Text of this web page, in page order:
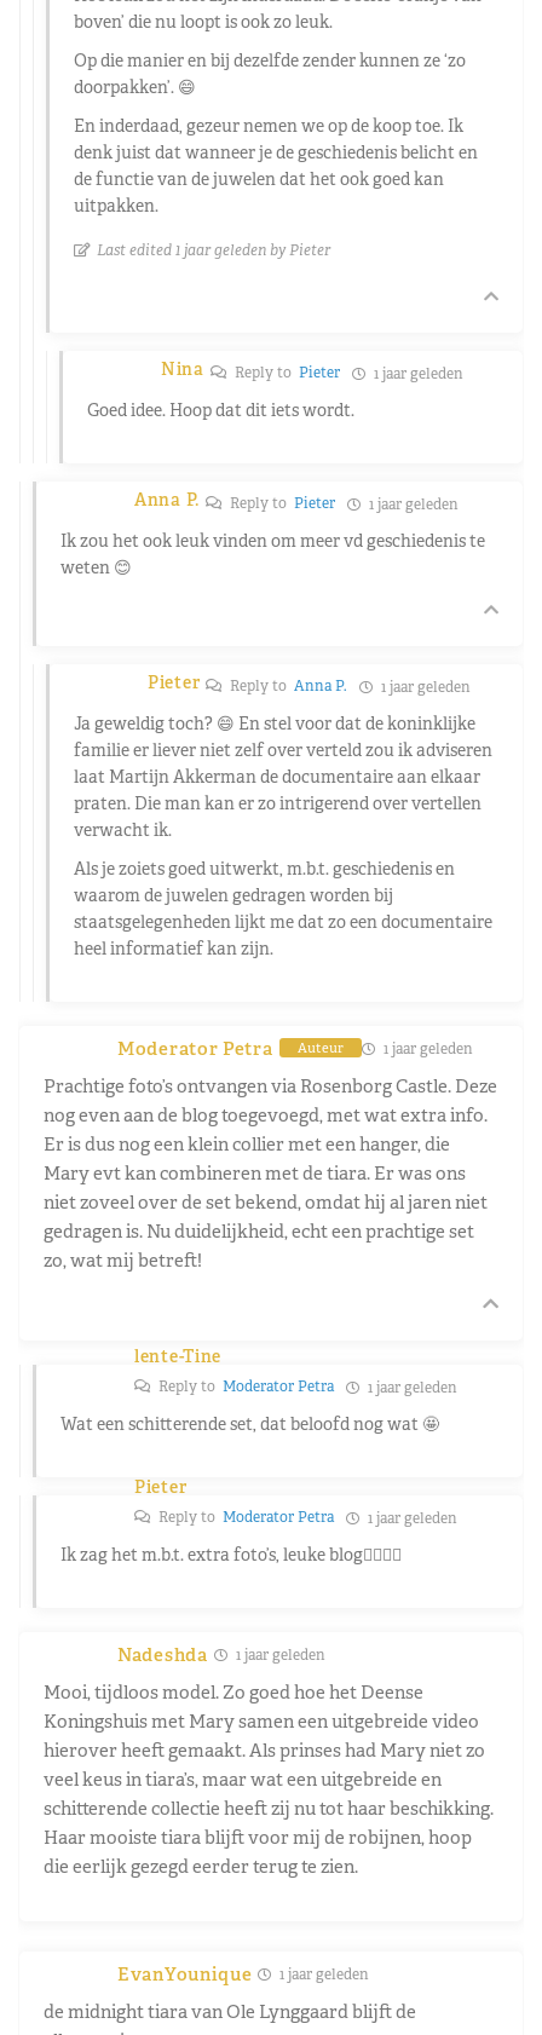
boven’ die nu loopt is ook zo leuk.
Op die manier en bij dezelfde zender kunnen ze ‘zo
doorpakken’. 😄
En inderdaad, gezeur nemen we op de koop toe. Ik
denk juist dat wanneer je de geschiedenis belicht en
de functie van de juwelen dat het ook goed kan
uitpakken.
Last edited 1 jaar geleden by Pieter
Nina Reply to Pieter 1 jaar geleden
Goed idee. Hoop dat dit iets wordt.
Anna P. Reply to Pieter 1 jaar geleden
Ik zou het ook leuk vinden om meer vd geschiedenis te
weten 😊
Pieter Reply toAnna P. 1 jaar geleden
Ja geweldig toch? 😄 En stel voor dat de koninklijke
familie er liever niet zelf over verteld zou ik adviseren
laat Martijn Akkerman de documentaire aan elkaar
praten. Die man kan er zo intrigerend over vertellen
verwacht ik.
Als je zoiets goed uitwerkt, m.b.t. geschiedenis en
waarom de juwelen gedragen worden bij
staatsgelegenheden lijkt me dat zo een documentaire
heel informatief kan zijn.
Moderator Petra Auteur 1 jaar geleden
Prachtige foto’s ontvangen via Rosenborg Castle. Deze
nog even aan de blog toegevoegd, met wat extra info.
Er is dus nog een klein collier met een hanger, die
Mary evt kan combineren met de tiara. Er was ons
niet zoveel over de set bekend, omdat hij al jaren niet
gedragen is. Nu duidelijkheid, echt een prachtige set
zo, wat mij betreft!
lente-Tine
Reply to Moderator Petra 1 jaar geleden
Wat een schitterende set, dat beloofd nog wat 🤩
Pieter
Reply to Moderator Petra 1 jaar geleden
Ik zag het m.b.t. extra foto’s, leuke blog👍🏼👍🏼
Nadeshda 1 jaar geleden
Mooi, tijdloos model. Zo goed hoe het Deense
Koningshuis met Mary samen een uitgebreide video
hierover heeft gemaakt. Als prinses had Mary niet zo
veel keus in tiara’s, maar wat een uitgebreide en
schitterende collectie heeft zij nu tot haar beschikking.
Haar mooiste tiara blijft voor mij de robijnen, hoop
die eerlijk gezegd eerder terug te zien.
EvanYounique 1 jaar geleden
de midnight tiara van Ole Lynggaard blijft de